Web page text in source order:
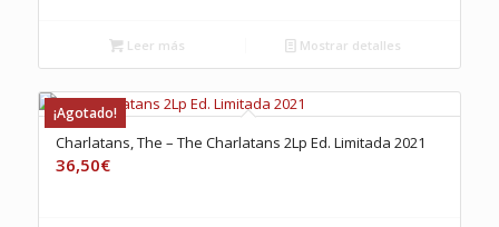
Leer más Mostrar detalles
¡Agotado!
Charlatans, The – The Charlatans 2Lp Ed. Limitada 2021
36,50€